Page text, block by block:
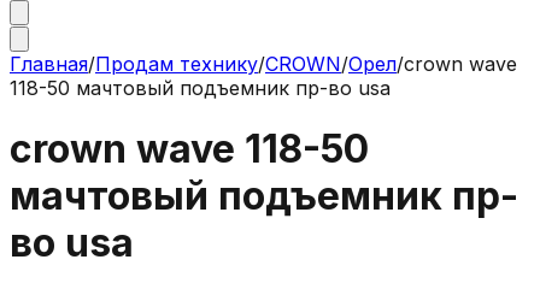
Главная/Продам технику/CROWN/Орел/crown wave
118-50 мачтовый подъемник пр-во usa
crown wave 118-50
мачтовый подъемник пр-
во usa